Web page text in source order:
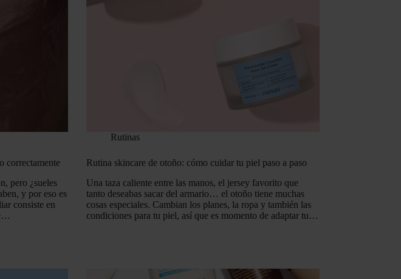
correctamente
pero ¿sueles
y por eso es
consiste en
Rutinas
Rutina skincare de otoño: cómo cuidar tu piel paso a paso
Una taza caliente entre las manos, el jersey favorito que
tanto deseabas sacar del armario… el otoño tiene muchas
cosas especiales. Cambian los planes, la ropa y también las
condiciones para tu piel, así que es momento de adaptar tu…